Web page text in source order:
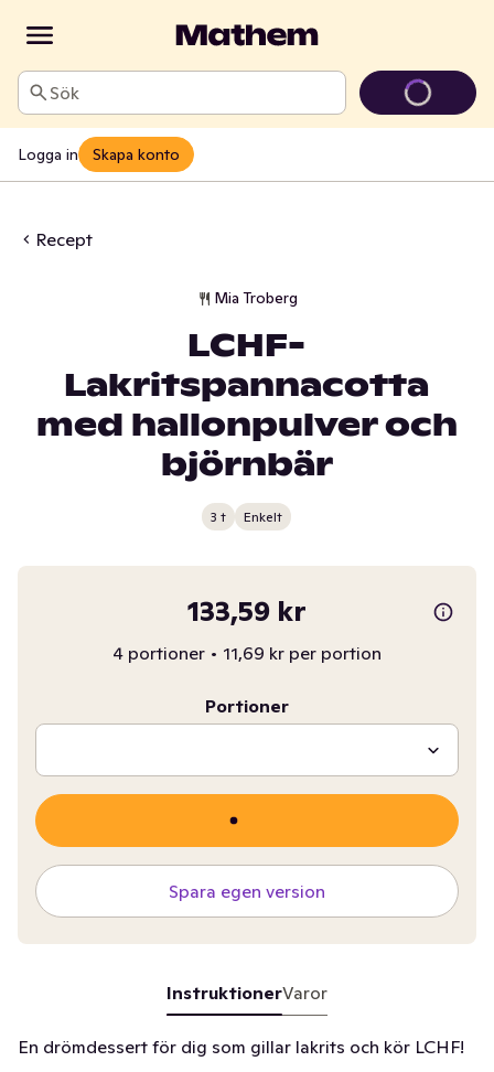
Sök
Logga in Skapa konto
Recept
Mia Troberg
LCHF-
Lakritspannacotta
med hallonpulver och
björnbär
3 t Enkelt
133,59 kr
4 portioner • 11,69 kr per portion
Portioner
Spara egen version
InstruktionerVaror
En drömdessert för dig som gillar lakrits och kör LCHF!